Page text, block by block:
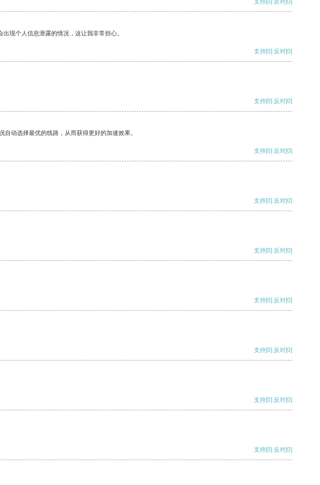
支持 [0] 反对 [0]
现个人信息泄露的情况，这让我非常担心。
支持[0] 反对[0]
支持[0] 反对[0]
动选择最优的线路，从而获得更好的加速效果。
支持[0] 反对[0]
支持[0] 反对[0]
支持[0] 反对[0]
支持[0] 反对[0]
支持[0] 反对[0]
支持[0] 反对[0]
支持[0] 反对[0]